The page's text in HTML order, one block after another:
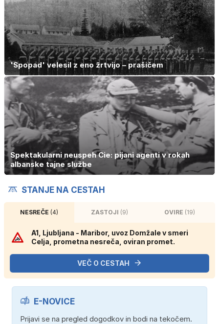
'Spopad' velesil z eno žrtvijo – prašičem
Spektakularni neuspeh Cie: pijani agenti v rokah
albanske tajne službe
STANJE NA CESTAH
NESREČE (4) ZASTOJI (9) OVIRE (19)
A1, Ljubljana - Maribor, uvoz Domžale v smeri
Celja, prometna nesreča, oviran promet.
VEČ O CESTAH
E-NOVICE
Prijavi se na pregled dogodkov in bodi na tekočem.